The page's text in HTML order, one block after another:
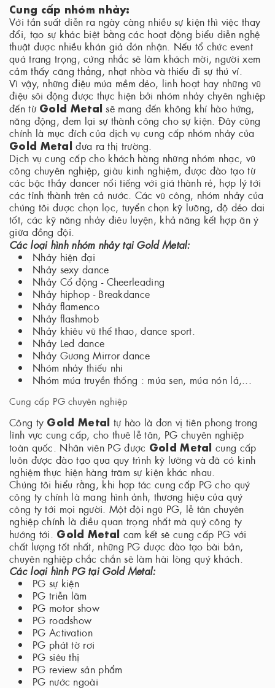
Cung cấp nhóm nhảy:
Với tần suất diễn ra ngày càng nhiều sự kiện thì việc thay
đổi, tạo sự khác biệt bằng các hoạt động biểu diễn nghệ
thuật được nhiều khán giả đón nhận. Nếu tổ chức event
quá trang trọng, cứng nhắc sẽ làm khách mời, người xem
cảm thấy căng thẳng, nhạt nhòa và thiếu đi sự thú ví.
Vì vậy, những điệu múa mềm dẻo, linh hoạt hay những vũ
điệu sôi động được thực hiện bởi nhóm nhảy chyên nghiệp
đến từ Gold Metal sẽ mang đến không khí hào hứng,
năng động, đem lại sự thành công cho sự kiện. Đây cũng
chính là mục đích của dịch vụ cung cấp nhóm nhảy của
Gold Metalđưa ra thị trường.
Dịch vụ cung cấp cho khách hàng những nhóm nhạc, vũ
công chuyên nghiệp, giàu kinh nghiệm, được đào tạo từ
các bậc thầy dancer nổi tiếng với giá thành rẻ, hợp lý tới
các tỉnh thành trên cả nước. Các vũ công, nhóm nhảy của
chúng tôi được chọn lọc, tuyển chọn kỹ lưỡng, độ dẻo dai
tốt, các kỹ năng nhảy điêu luyện, khả năng kết hợp ăn ý
giữa đồng đội.
Các loại hình nhóm nhảy tại Gold Metal:
Nhảy hiện đại
Nhảy sexy dance
Nhảy Cổ động - Cheerleading
Nhảy hiphop - Breakdance
Nhảy flamenco
Nhảy flashmob
Nhảy khiêu vũ thể thao, dance sport.
Nhảy Led dance
Nhảy Gương Mirror dance
Nhóm nhảy thiếu nhi
Nhóm múa truyền thống : múa sen, múa nón lá,...
Cung cấp PG chuyên nghiệp
Công ty Gold Metal tự hào là đơn vị tiên phong trong
lĩnh vực cung cấp, cho thuê lễ tân, PG chuyên nghiệp
toàn quốc. Nhân viên PG được Gold Metal cung cấp
luôn được đào tạo qua quy trình kỹ lưỡng và đã có kinh
nghiệm thực hiện hàng trăm sự kiện khác nhau.
Chúng tôi hiểu rằng, khi hợp tác cung cấp PG cho quý
công ty chính là mang hình ảnh, thương hiệu của quý
công ty tới mọi người. Một đội ngũ PG, lễ tân chuyên
nghiệp chính là điều quan trọng nhất mà quý công ty
hướng tới. Gold Metal cam kết sẽ cung cấp PG với
chất lượng tốt nhất, những PG được đào tạo bài bản,
chuyên nghiệp chắc chắn sẽ làm hài lòng quý khách.
Các loại hình PG tại Gold Metal:
PG sự kiện
PG triễn lãm
PG motor show
PG roadshow
PG Activation
PG phát tờ rơi
PG siêu thị
PG review sản phẩm
PG nước ngoài